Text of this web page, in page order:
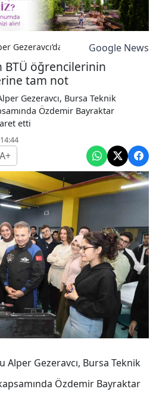
Gezeravcı’dan BTÜ öğrencilerinin
Google News
BTÜ öğrencilerinin
tam not
Gezeravcı, Bursa Teknik
Özdemir Bayraktar
etti
A+
Alper Gezeravcı, Bursa Teknik
Özdemir Bayraktar